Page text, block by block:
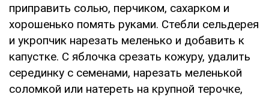
приправить солью, перчиком, сахарком и
хорошенько помять руками. Стебли сельдерея
и укропчик нарезать меленько и добавить к
капустке. С яблочка срезать кожуру, удалить
серединку с семенами, нарезать меленькой
соломкой или натереть на крупной терочке,